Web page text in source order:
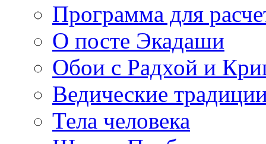
Программа для
О посте Экадаши
Обои с Радхой и
Ведические
Тела человека